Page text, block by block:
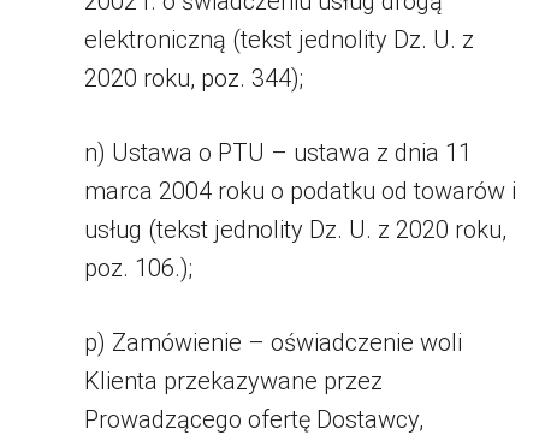
elektroniczną (tekst jednolity Dz. U. z
2020 roku, poz. 344);
n) Ustawa o PTU – ustawa z dnia 11
marca 2004 roku o podatku od towarów i
usług (tekst jednolity Dz. U. z 2020 roku,
poz. 106.);
p) Zamówienie – oświadczenie woli
Klienta przekazywane przez
Prowadzącego ofertę Dostawcy,